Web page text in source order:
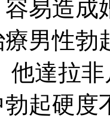
易造
療男性
他達拉
起硬度